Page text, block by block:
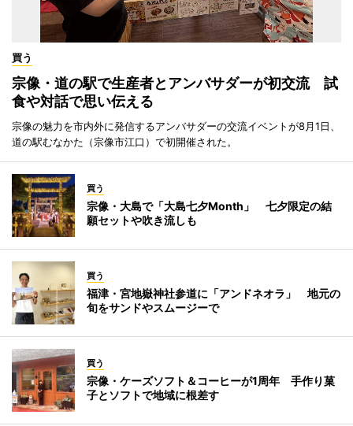
買う
宗像・道の駅で生産者とアンバサダーが初交流 試
食や対話で思い伝える
宗像の魅力を市内外に発信するアンバサダーの交流イベントが8月1日、
道の駅むなかた（宗像市江口）で初開催された。
買う
宗像・大島で「大島七夕Month」 七夕限定の結
願セットや吹き流しも
買う
福津・宮地嶽神社参道に「アンドネオラ」 地元の
旬をサンドやスムージーで
買う
宗像・ケーズソフト＆コーヒーが1周年 手作り菓
子とソフトで地域に根差す